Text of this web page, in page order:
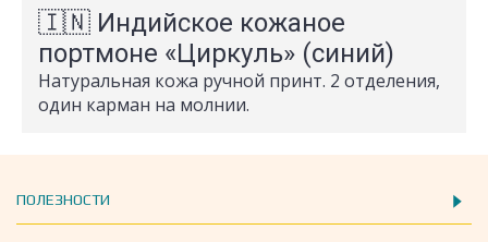
🇮🇳 Индийское кожаное
портмоне «Циркуль» (синий)
Натуральная кожа ручной принт. 2 отделения,
один карман на молнии.
ПОЛЕЗНОСТИ